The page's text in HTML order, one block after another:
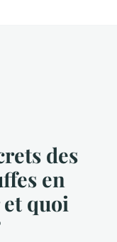
des
en
quoi